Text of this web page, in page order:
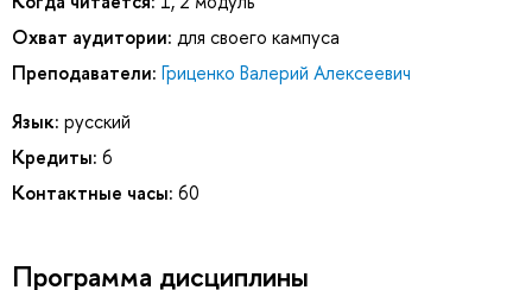
Охват аудитории: для своего кампуса
Преподаватели: Гриценко Валерий Алексеевич
Язык: русский
Кредиты: 6
Контактные часы: 60
Программа дисциплины